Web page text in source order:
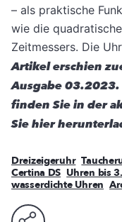
– als praktische
wie die
Zeitmessers. Die
Artikel erschien
Ausgabe 03.2023.
finden Sie in der
Sie hier
Dreizeigeruhr
Certina DS Uhren bis
wasserdichte Uhren